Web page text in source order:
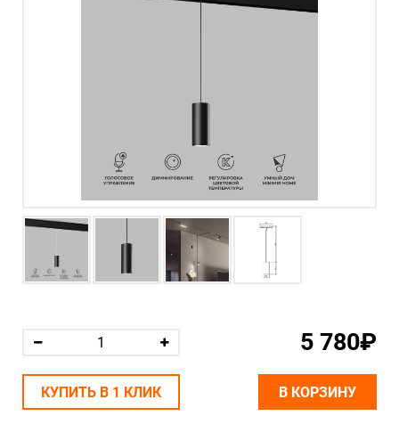
5 780₽
КУПИТЬ В 1 КЛИК В КОРЗИНУ